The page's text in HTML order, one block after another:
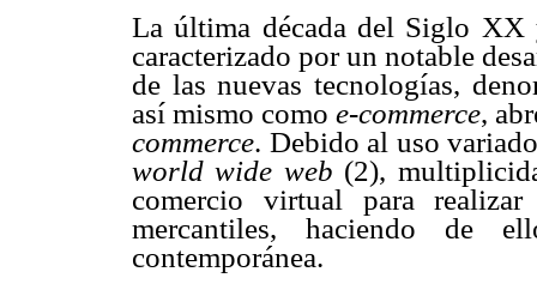
La última década del Siglo
caracterizado por un notable
de las nuevas tecnologías,
así mismo comoe-commerce,
commerce. Debido al uso
world wide web (2),
comercio virtual para
mercantiles, haciendo de
contemporánea.